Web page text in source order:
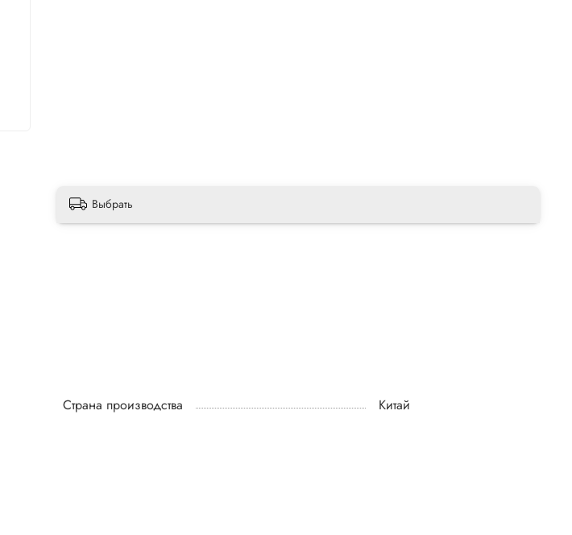
Выбрать
Страна производства Китай